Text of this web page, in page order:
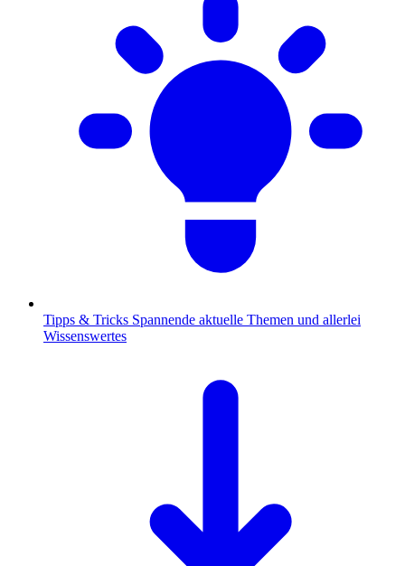
Tipps & Tricks Spannende aktuelle Themen und allerlei
Wissenswertes